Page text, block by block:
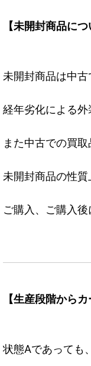
【未開封商品に
未開封商品は中古
経年劣化による外
また中古での買
未開封商品の性質
ご購入、ご購入
【生産段階から
状態Aであっても